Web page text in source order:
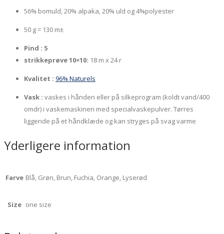
56% bomuld, 20% alpaka, 20% uld og 4%polyester
50 g = 130 m±
Pind : 5
strikkeprøve 10×10: 18 m x 24 r
Kvalitet : 96% Naturels
Vask : vaskes i hånden eller på silkeprogram (koldt vand/400
omdr) i vaskemaskinen med specialvaskepulver. Tørres
liggende på et håndklæde og kan stryges på svag varme
Yderligere information
Farve Blå, Grøn, Brun, Fuchia, Orange, Lyserød
Size one size